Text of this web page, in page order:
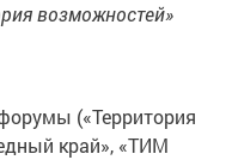
возможностей»
(«Территория
край», «ТИМ